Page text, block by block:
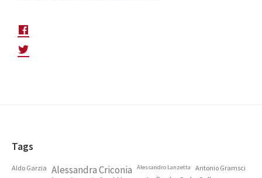
Footer
Tags
Aldo Garzia Alessandra Criconia Alessandro Lanzetta Antonio Gramsci